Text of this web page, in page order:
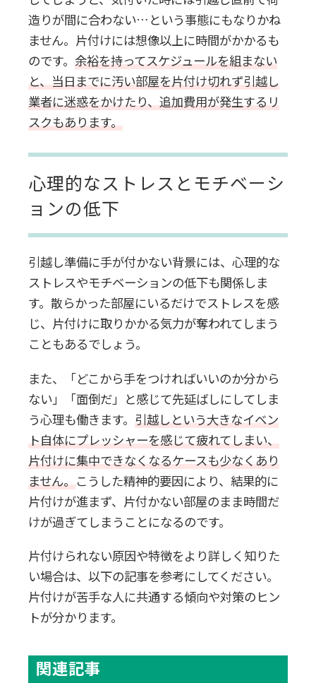
造りが間に合わない…という事態にもなりかね
ません。片付けには想像以上に時間がかかるも
のです。 余裕を持ってスケジュールを組まない
と、当日までに汚い部屋を片付け切れず引越し
業者に迷惑をかけたり、追加費用が発生するリ
スクもあります。
心理的なストレスとモチベーシ
ョンの低下
引越し準備に手が付かない背景には、心理的な
ストレスやモチベーションの低下も関係しま
す。散らかった部屋にいるだけでストレスを感
じ、片付けに取りかかる気力が奪われてしまう
こともあるでしょう。
また、「どこから手をつければいいのか分から
ない」「面倒だ」と感じて先延ばしにしてしま
う心理も働きます。 引越しという大きなイベン
ト自体にプレッシャーを感じて疲れてしまい、
片付けに集中できなくなるケースも少なくあり
ません。こうした精神的要因により、結果的に
片付けが進まず、片付かない部屋のまま時間だ
けが過ぎてしまうことになるのです。
片付けられない原因や特徴をより詳しく知りた
い場合は、以下の記事を参考にしてください。
片付けが苦手な人に共通する傾向や対策のヒン
トが分かります。
関連記事